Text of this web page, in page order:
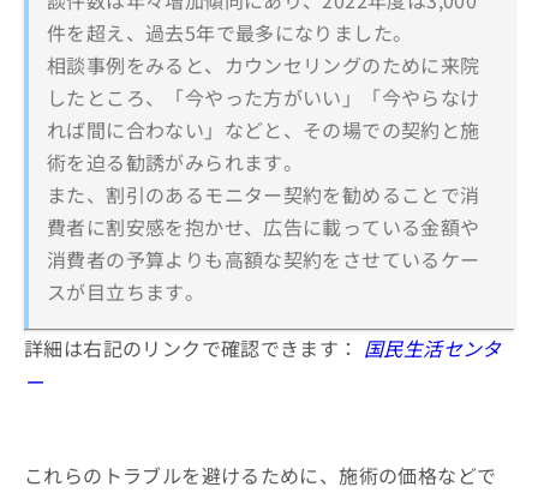
件を超え、過去5年で最多になりました。
相談事例をみると、カウンセリングのために来院
したところ、「今やった方がいい」「今やらなけ
れば間に合わない」などと、その場での契約と施
術を迫る勧誘がみられます。
また、割引のあるモニター契約を勧めることで消
費者に割安感を抱かせ、広告に載っている金額や
消費者の予算よりも高額な契約をさせているケー
スが目立ちます。
詳細は右記のリンクで確認できます： 国民生活センタ
ー
これらのトラブルを避けるために、施術の価格などで